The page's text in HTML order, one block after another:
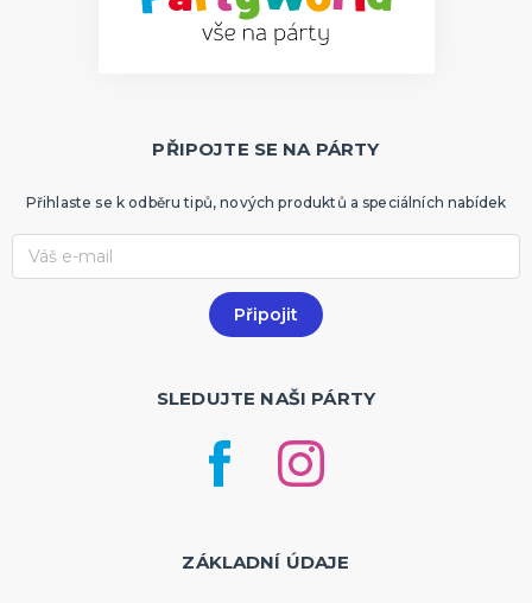
PŘIPOJTE SE NA PÁRTY
Přihlaste se k odběru tipů, nových produktů a speciálních nabídek
SLEDUJTE NAŠI PÁRTY
ZÁKLADNÍ ÚDAJE